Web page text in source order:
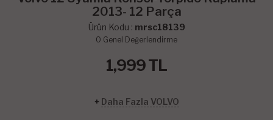
2013- 12 Parça
Ürün Kodu : mrsc18139
0 Genel Değerlendirme
1,999TL
+ Daha Fazla VOLVO